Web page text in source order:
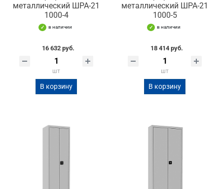
металлический ШРА-21
1000-4
в наличии
16 632 руб.
шт
В корзину
металлический ШРА-21
1000-5
в наличии
18 414 руб.
шт
В корзину